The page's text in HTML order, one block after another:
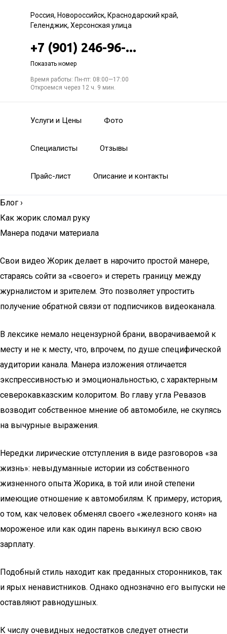
Россия, Новороссийск, Краснодарский край,
Геленджик, Херсонская улица
+7 (901) 246-96-...
Показать номер
Время работы: Пн-пт: 08:00—17:00
Откроемся через 12 ч. 9 мин.
Услуги и Цены Фото
Специалисты Отзывы
Прайс-лист Описание и контакты
Блог ›
Как жорик сломал руку
Манера подачи материала
Свои видео Жорик делает в нарочито простой манере,
стараясь сойти за «своего» и стереть границу между
журналистом и зрителем. Это позволяет упростить
получение обратной связи от подписчиков видеоканала.
В лексике немало нецензурной брани, вворачиваемой к
месту и не к месту, что, впрочем, по душе специфической
аудитории канала. Манера изложения отличается
экспрессивностью и эмоциональностью, с характерным
северокавказским колоритом. Во главу угла Ревазов
возводит собственное мнение об автомобиле, не скупясь
на вычурные выражения.
Нередки лирические отступления в виде разговоров «за
жизнь»: невыдуманные истории из собственного
жизненного опыта Жорика, в той или иной степени
имеющие отношение к автомобилям. К примеру, история,
о том, как человек обменял своего «железного коня» на
мороженое или как один парень выкинул всю свою
зарплату.
Подобный стиль находит как преданных сторонников, так
и ярых ненавистников. Однако однозначно его выпуски не
оставляют равнодушных.
К числу очевидных недостатков следует отнести